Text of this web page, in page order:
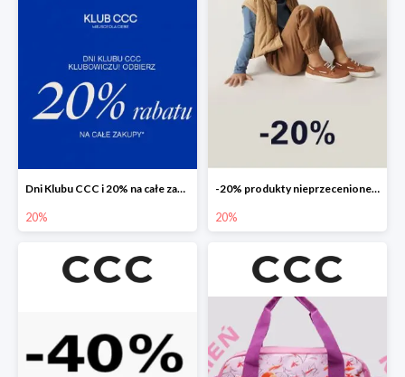
Dni Klubu CCC i 20% na całe zakupy
20%
-20% produkty nieprzecenione 🌼🌷
20%